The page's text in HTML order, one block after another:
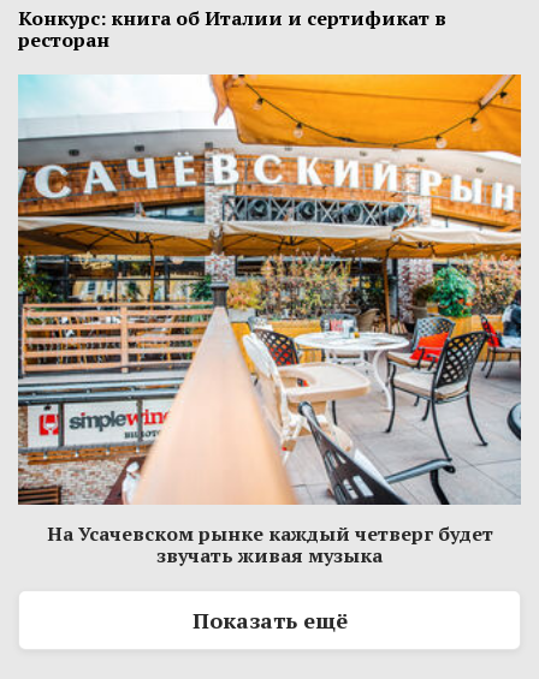
Конкурс: книга об Италии и сертификат в
ресторан
На Усачевском рынке каждый четверг будет
звучать живая музыка
Показать ещё